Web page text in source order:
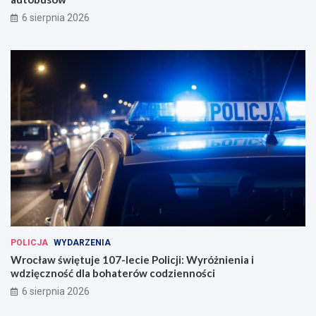
a
u
w
a
w
e
W
r
o
c
ł
w
i
u
i
a
u
w
6 sierpnia 2026
POLICJA WYDARZENIA
Wrocław świętuje 107-lecie Policji: Wyróżnienia i
wdzięczność dla bohaterów codzienności
6 sierpnia 2026